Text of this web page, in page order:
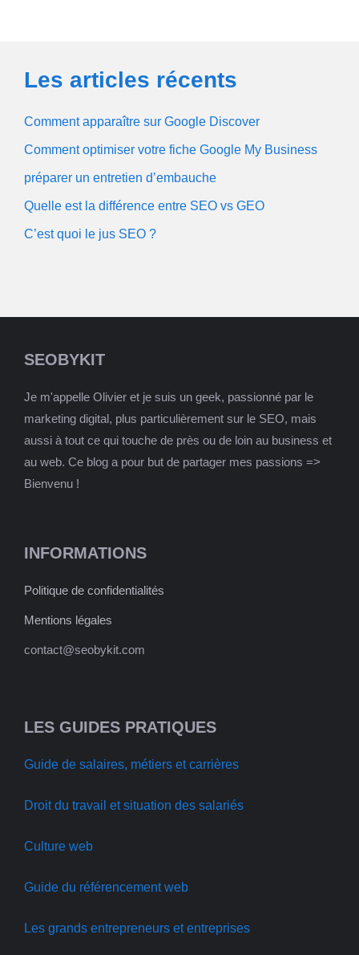
Les articles récents
Comment apparaître sur Google Discover
Comment optimiser votre fiche Google My Business
préparer un entretien d’embauche
Quelle est la différence entre SEO vs GEO
C’est quoi le jus SEO ?
SEOBYKIT
Je m'appelle Olivier et je suis un geek, passionné par le
marketing digital, plus particulièrement sur le SEO, mais
aussi à tout ce qui touche de près ou de loin au business et
au web. Ce blog a pour but de partager mes passions =>
Bienvenu !
INFORMATIONS
Politique de confidentialités
Mentions légales
contact@seobykit.com
LES GUIDES PRATIQUES
Guide de salaires, métiers et carrières
Droit du travail et situation des salariés
Culture web
Guide du référencement web
Les grands entrepreneurs et entreprises